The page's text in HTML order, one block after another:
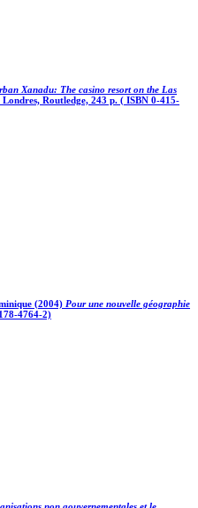
Xanadu: The casino resort on the Las
Routledge, 243 p. ( ISBN 0-415-
(2004) Pour une nouvelle géographie
4764-2)